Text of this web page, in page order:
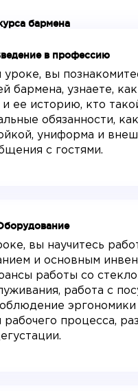
бармена
в профессию
уроке, вы
бармена, узнаете,
и ее историю, кто
обязанности,
униформа и
с гостями.
вы научитесь
и основным
работы со
работа с
эргономики
рабочего процесса,